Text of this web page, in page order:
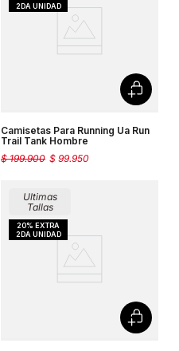
Camisetas Para Running Ua Run
Trail Tank Hombre
$ 99.950
$ 199.900
Ultimas
Tallas